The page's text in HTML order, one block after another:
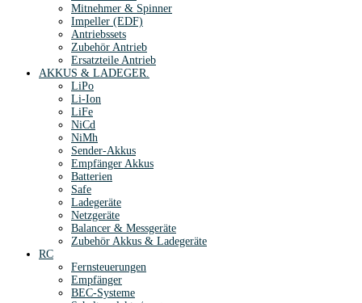
Mitnehmer & Spinner
Impeller (EDF)
Antriebssets
Zubehör Antrieb
Ersatzteile Antrieb
AKKUS & LADEGER.
LiPo
Li-Ion
LiFe
NiCd
NiMh
Sender-Akkus
Empfänger Akkus
Batterien
Safe
Ladegeräte
Netzgeräte
Balancer & Messgeräte
Zubehör Akkus & Ladegeräte
RC
Fernsteuerungen
Empfänger
BEC-Systeme